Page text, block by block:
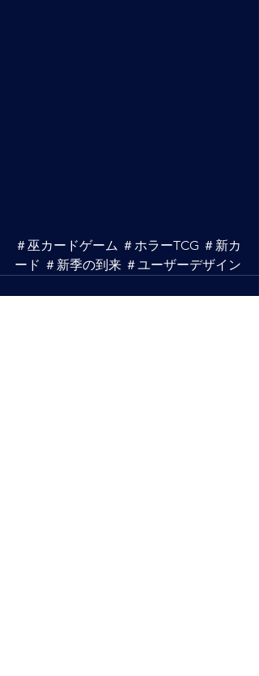
＃巫カードゲーム ＃ホラーTCG ＃新カ
ード ＃新季の到来 ＃ユーザーデザイン